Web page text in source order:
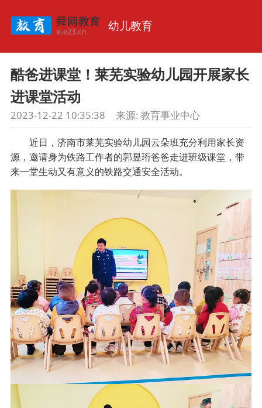
幼儿教育
酷爸进课堂！莱芜实验幼儿园开展家长
进课堂活动
2023-12-22 10:35:38 来源: 教育事业中心
近日，济南市莱芜实验幼儿园云朵班充分利用家长资
源，邀请身为铁路工作者的郭昱珩爸爸走进班级课堂，带
来一堂生动又有意义的铁路交通安全活动。